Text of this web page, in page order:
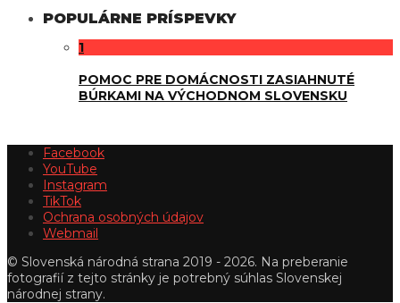
POPULÁRNE PRÍSPEVKY
1
POMOC PRE DOMÁCNOSTI ZASIAHNUTÉ
BÚRKAMI NA VÝCHODNOM SLOVENSKU
Facebook
YouTube
Instagram
TikTok
Ochrana osobných údajov
Webmail
© Slovenská národná strana 2019 - 2026. Na preberanie
fotografií z tejto stránky je potrebný súhlas Slovenskej
národnej strany.